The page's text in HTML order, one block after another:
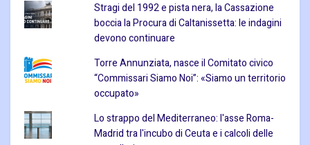
Stragi del 1992 e pista nera, la Cassazione
boccia la Procura di Caltanissetta: le indagini
devono continuare
Torre Annunziata, nasce il Comitato civico
“Commissari Siamo Noi”: «Siamo un territorio
occupato»
Lo strappo del Mediterraneo: l'asse Roma-
Madrid tra l'incubo di Ceuta e i calcoli delle